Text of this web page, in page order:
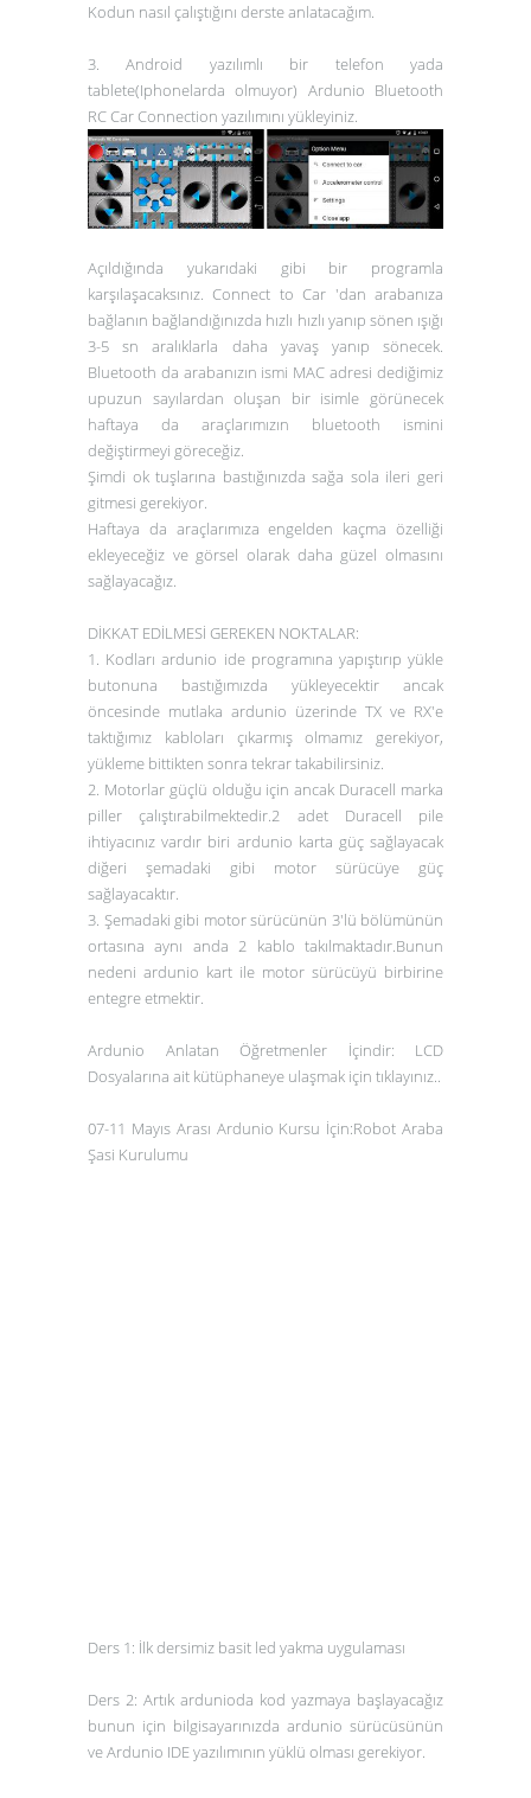
Kodun nasıl çalıştığını derste anlatacağım.
3. Android yazılımlı bir telefon yada
tablete(Iphonelarda olmuyor) Ardunio Bluetooth
RC Car Connection yazılımını yükleyiniz.
Açıldığında yukarıdaki gibi bir programla
karşılaşacaksınız. Connect to Car 'dan arabanıza
bağlanın bağlandığınızda hızlı hızlı yanıp sönen ışığı
3-5 sn aralıklarla daha yavaş yanıp sönecek.
Bluetooth da arabanızın ismi MAC adresi dediğimiz
upuzun sayılardan oluşan bir isimle görünecek
haftaya da araçlarımızın bluetooth ismini
değiştirmeyi göreceğiz.
Şimdi ok tuşlarına bastığınızda sağa sola ileri geri
gitmesi gerekiyor.
Haftaya da araçlarımıza engelden kaçma özelliği
ekleyeceğiz ve görsel olarak daha güzel olmasını
sağlayacağız.
DİKKAT EDİLMESİ GEREKEN NOKTALAR:
1. Kodları ardunio ide programına yapıştırıp yükle
butonuna bastığımızda yükleyecektir ancak
öncesinde mutlaka ardunio üzerinde TX ve RX'e
taktığımız kabloları çıkarmış olmamız gerekiyor,
yükleme bittikten sonra tekrar takabilirsiniz.
2. Motorlar güçlü olduğu için ancak Duracell marka
piller çalıştırabilmektedir.2 adet Duracell pile
ihtiyacınız vardır biri ardunio karta güç sağlayacak
diğeri şemadaki gibi motor sürücüye güç
sağlayacaktır.
3. Şemadaki gibi motor sürücünün 3'lü bölümünün
ortasına aynı anda 2 kablo takılmaktadır.Bunun
nedeni ardunio kart ile motor sürücüyü birbirine
entegre etmektir.
Ardunio Anlatan Öğretmenler İçindir: LCD
Dosyalarına ait kütüphaneye ulaşmak için tıklayınız..
07-11 Mayıs Arası Ardunio Kursu İçin:Robot Araba
Şasi Kurulumu
Ders 1: İlk dersimiz basit led yakma uygulaması
Ders 2: Artık ardunioda kod yazmaya başlayacağız
bunun için bilgisayarınızda ardunio sürücüsünün
ve Ardunio IDE yazılımının yüklü olması gerekiyor.